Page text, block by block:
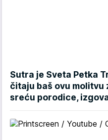
Sutra je Sveta Petka
čitaju baš ovu molitvu
sreću porodice,